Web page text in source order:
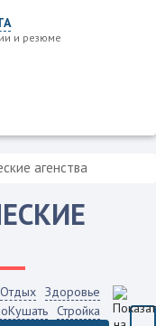
и резюме
агенства
Отдых Здоровье
Стройка